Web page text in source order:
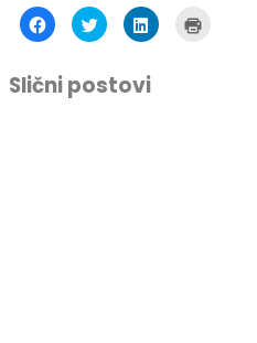
Click
to
share
Facebook
(Opens
Click
to
share
Twitter
(Opens
Click
to
Slični postovi